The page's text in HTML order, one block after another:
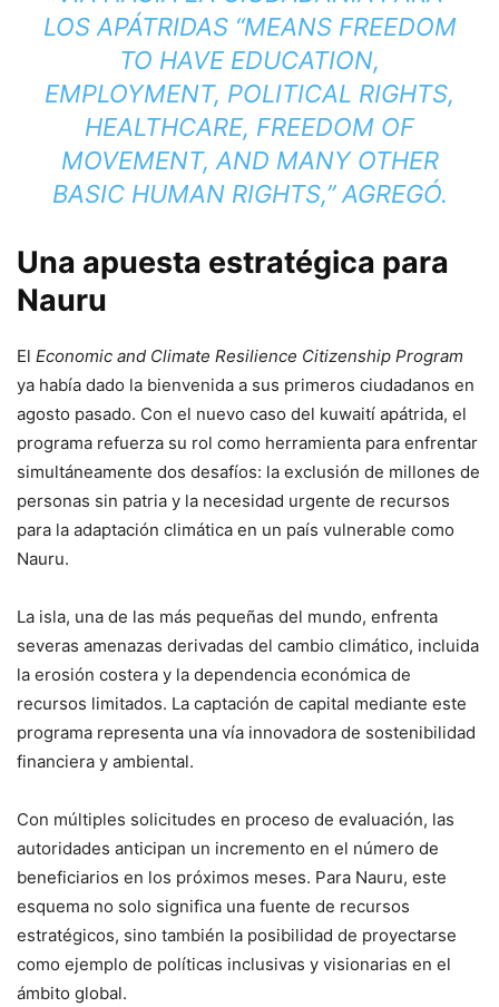
LOS APÁTRIDAS “MEANS FREEDOM
TO HAVE EDUCATION,
EMPLOYMENT, POLITICAL RIGHTS,
HEALTHCARE, FREEDOM OF
MOVEMENT, AND MANY OTHER
BASIC HUMAN RIGHTS,” AGREGÓ.
Una apuesta estratégica para
Nauru
El Economic and Climate Resilience Citizenship Program
ya había dado la bienvenida a sus primeros ciudadanos en
agosto pasado. Con el nuevo caso del kuwaití apátrida, el
programa refuerza su rol como herramienta para enfrentar
simultáneamente dos desafíos: la exclusión de millones de
personas sin patria y la necesidad urgente de recursos
para la adaptación climática en un país vulnerable como
Nauru.
La isla, una de las más pequeñas del mundo, enfrenta
severas amenazas derivadas del cambio climático, incluida
la erosión costera y la dependencia económica de
recursos limitados. La captación de capital mediante este
programa representa una vía innovadora de sostenibilidad
financiera y ambiental.
Con múltiples solicitudes en proceso de evaluación, las
autoridades anticipan un incremento en el número de
beneficiarios en los próximos meses. Para Nauru, este
esquema no solo significa una fuente de recursos
estratégicos, sino también la posibilidad de proyectarse
como ejemplo de políticas inclusivas y visionarias en el
ámbito global.